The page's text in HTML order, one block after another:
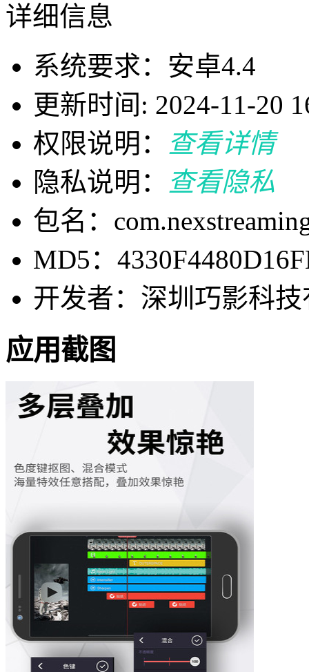
详细信息
系统要求：安卓4.4
更新时间: 2024-11-20
权限说明：
查看详情
隐私说明：
查看隐私
包名：
MD5：
开发者：深圳巧影科
应用截图